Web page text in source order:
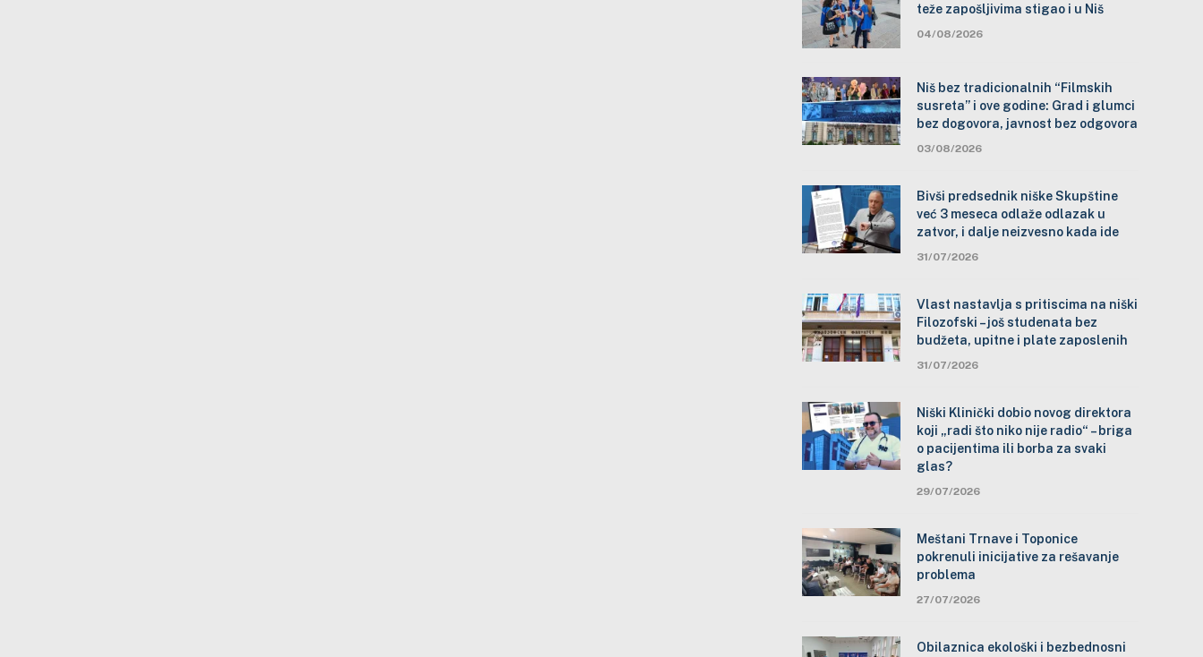
teže zapošljivima stigao i u Niš
04/08/2026
Niš bez tradicionalnih “Filmskih
susreta” i ove godine: Grad i glumci
bez dogovora, javnost bez odgovora
03/08/2026
Bivši predsednik niške Skupštine
već 3 meseca odlaže odlazak u
zatvor, i dalje neizvesno kada ide
31/07/2026
Vlast nastavlja s pritiscima na niški
Filozofski – još studenata bez
budžeta, upitne i plate zaposlenih
31/07/2026
Niški Klinički dobio novog direktora
koji „radi što niko nije radio“ – briga
o pacijentima ili borba za svaki
glas?
29/07/2026
Meštani Trnave i Toponice
pokrenuli inicijative za rešavanje
problema
27/07/2026
Obilaznica ekološki i bezbednosni